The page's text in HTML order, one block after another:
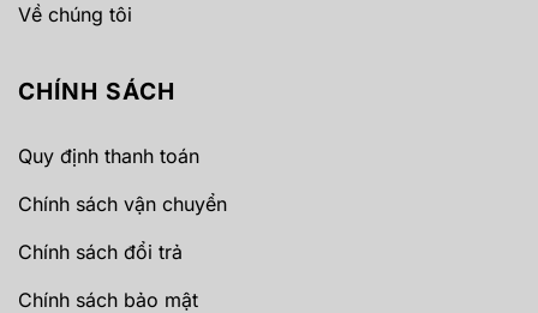
Về chúng tôi
CHÍNH SÁCH
Quy định thanh toán
Chính sách vận chuyển
Chính sách đổi trả
Chính sách bảo mật